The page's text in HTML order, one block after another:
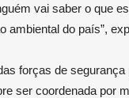
vai saber o que
ambiental do país”,
forças de segurança
ser coordenada por